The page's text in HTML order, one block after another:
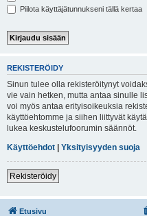
Piilota käyttäjätunnukseni tällä kertaa
REKISTERÖIDY
Sinun tulee olla rekisteröitynyt
vie vain hetken, mutta antaa sinulle
voi myös antaa erityisoikeuksia
käyttöehtomme ja siihen liittyvät
lukea keskustelufoorumin säännöt.
Käyttöehdot | Yksityisyyden suoja
Rekisteröidy
Etusivu